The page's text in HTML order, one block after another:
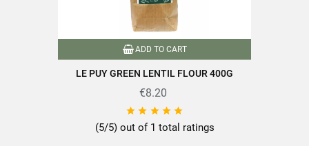
ADD TO CART
LE PUY GREEN LENTIL FLOUR 400G
€8.20
    
(5/5) out of 1 total ratings